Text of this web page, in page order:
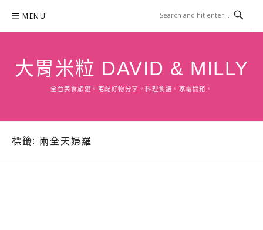
content
MENU
大胃米粒 DAVID & MILLY
全台美食旅遊。宅配好物分享。料理食譜。家電開箱。
標籤: 兩全天婦羅